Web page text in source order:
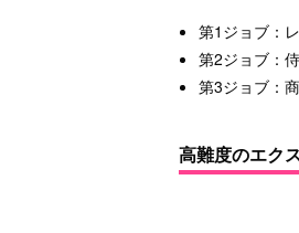
第1ジョブ：
第2ジョブ：侍
第3ジョブ：
高難度のエク